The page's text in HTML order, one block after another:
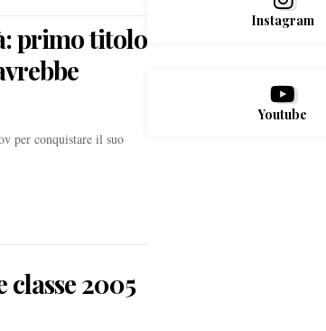
primo titolo
per conquistare il suo
2005
Instagram
Youtube